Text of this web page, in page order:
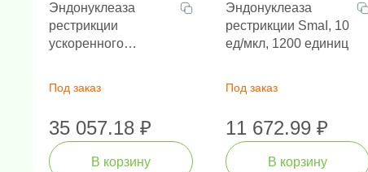
Эндонуклеаза
рестрикции
ускоренного
Под заказ
35 057.18 ₽
В корзину
Эндонуклеаза
рестрикции SmaI, 10
ед/мкл, 1200 единиц
Под заказ
11 672.99 ₽
В корзину